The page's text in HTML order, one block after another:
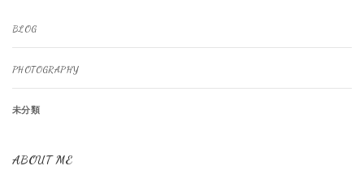
BLOG
PHOTOGRAPHY
未分類
ABOUT ME